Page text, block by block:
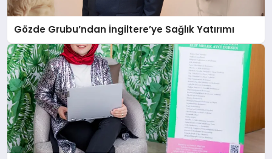
Gözde Grubu’ndan İngiltere’ye Sağlık Yatırımı